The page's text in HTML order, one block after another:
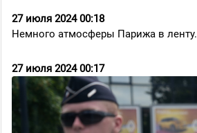
27 июля 2024 00:17
27 июля 2024 00:18
Немного атмосферы Парижа в ленту.